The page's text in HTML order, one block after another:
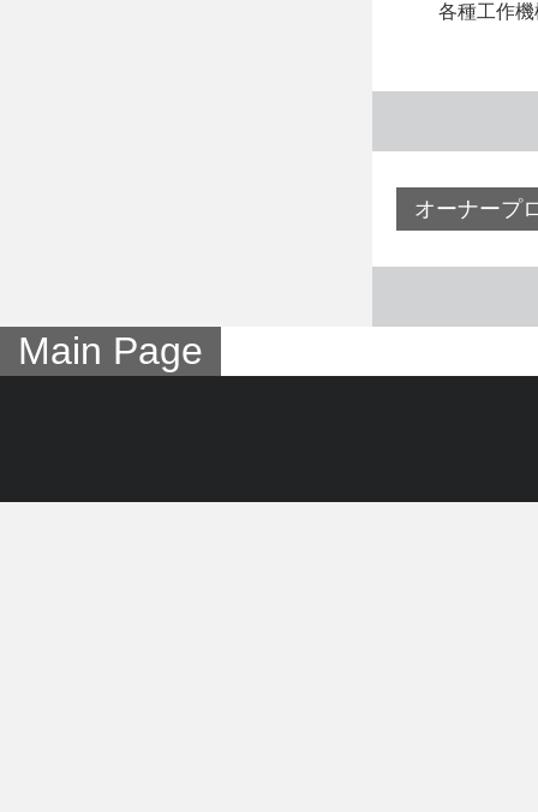
各種工作
オーナープ
Main Page